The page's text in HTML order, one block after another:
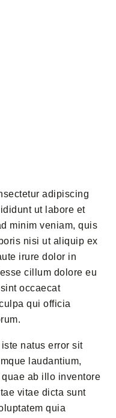
adipiscing
ut labore et
minim veniam, quis
nisi ut aliquip ex
irure dolor in
cillum dolore eu
occaecat
qui officia
natus error sit
laudantium,
ab illo inventore
vitae dicta sunt
quia